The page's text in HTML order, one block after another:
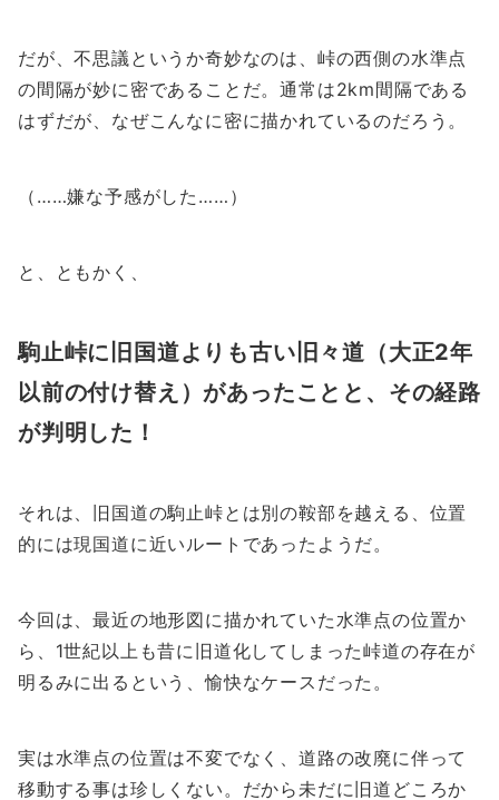
だが、不思議というか奇妙なのは、峠の西側の水準点
の間隔が妙に密であることだ。通常は2km間隔である
はずだが、なぜこんなに密に描かれているのだろう。
（……嫌な予感がした……）
と、ともかく、
駒止峠に旧国道よりも古い旧々道（大正2年
以前の付け替え）があったことと、その経路
が判明した！
それは、旧国道の駒止峠とは別の鞍部を越える、位置
的には現国道に近いルートであったようだ。
今回は、最近の地形図に描かれていた水準点の位置か
ら、1世紀以上も昔に旧道化してしまった峠道の存在が
明るみに出るという、愉快なケースだった。
実は水準点の位置は不変でなく、道路の改廃に伴って
移動する事は珍しくない。だから未だに旧道どころか